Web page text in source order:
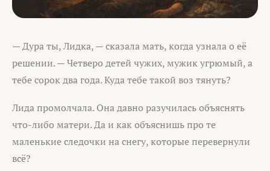
— Дура ты, Лидка, — сказала мать, когда узнала о её
решении. — Четверо детей чужих, мужик угрюмый, а
тебе сорок два года. Куда тебе такой воз тянуть?
Лида промолчала. Она давно разучилась объяснять
что-либо матери. Да и как объяснишь про те
маленькие следочки на снегу, которые перевернули
всё?